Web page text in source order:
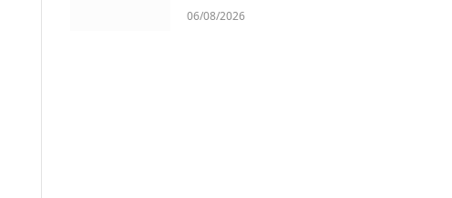
06/08/2026